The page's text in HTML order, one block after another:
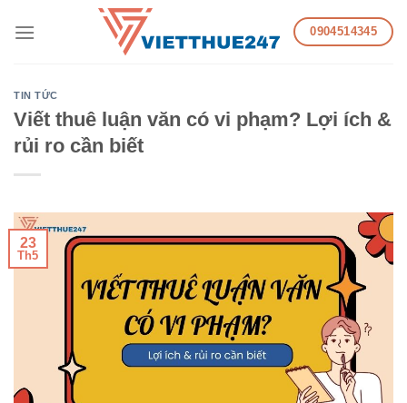
0904514345
TIN TỨC
Viết thuê luận văn có vi phạm? Lợi ích &
rủi ro cần biết
23
Th5